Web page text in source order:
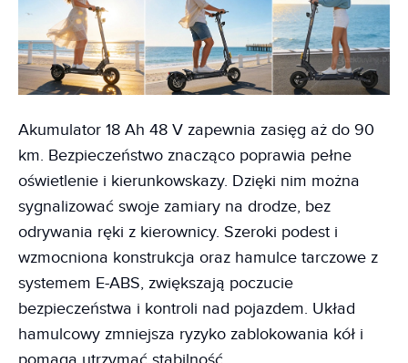
Akumulator 18 Ah 48 V zapewnia zasięg aż do 90
km. Bezpieczeństwo znacząco poprawia pełne
oświetlenie i kierunkowskazy. Dzięki nim można
sygnalizować swoje zamiary na drodze, bez
odrywania ręki z kierownicy. Szeroki podest i
wzmocniona konstrukcja oraz hamulce tarczowe z
systemem E-ABS, zwiększają poczucie
bezpieczeństwa i kontroli nad pojazdem. Układ
hamulcowy zmniejsza ryzyko zablokowania kół i